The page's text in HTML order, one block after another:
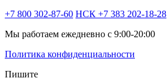
+7 800 302-87-60 НСК +7 383 202-18-28
Мы работаем ежедневно с 9:00-20:00
Политика конфиденциальности
Пишите